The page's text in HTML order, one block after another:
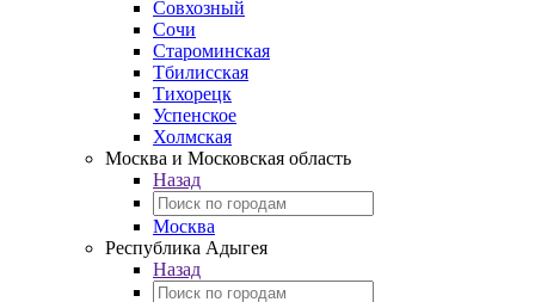
Совхозный
Сочи
Староминская
Тбилисская
Тихорецк
Успенское
Холмская
Москва и Московская область
Назад
Москва
Республика Адыгея
Назад